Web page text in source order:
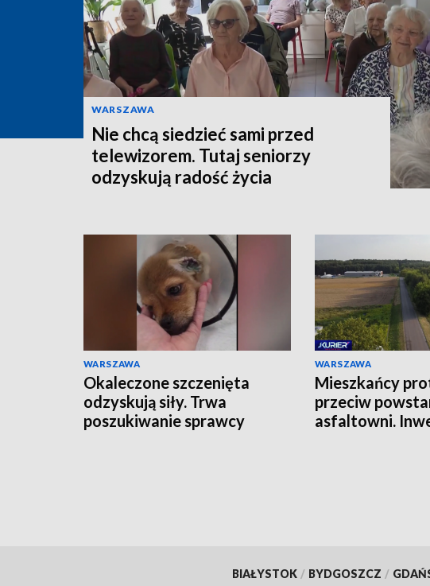
WARSZAWA
Nie chcą siedzieć sami przed
telewizorem. Tutaj seniorzy
odzyskują radość życia
WARSZAWA
Okaleczone szczenięta
odzyskują siły. Trwa
poszukiwanie sprawcy
WARSZAWA
Mieszkańcy
przeciw
asfaltowni.
BIAŁYSTOK / BYDGOSZCZ /